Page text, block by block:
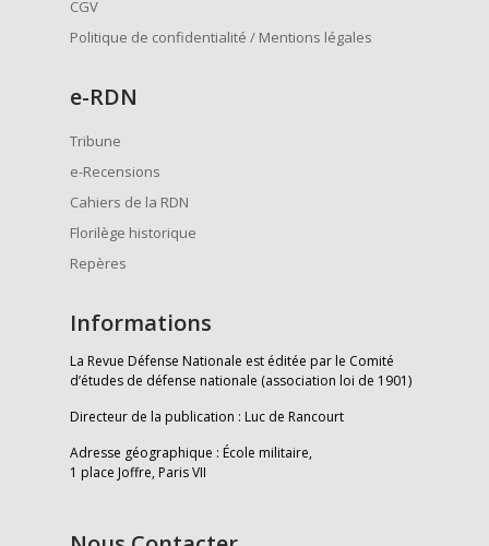
CGV
Politique de confidentialité / Mentions légales
e-RDN
Tribune
e-Recensions
Cahiers de la RDN
Florilège historique
Repères
Informations
La Revue Défense Nationale est éditée par le Comité
d’études de défense nationale (association loi de 1901)
Directeur de la publication : Luc de Rancourt
Adresse géographique : École militaire,
1 place Joffre, Paris VII